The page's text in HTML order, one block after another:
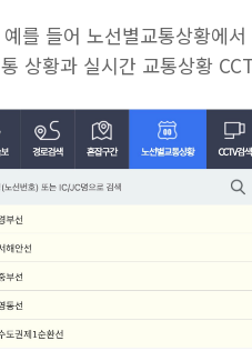
예를 들어 노선별교통상황에
통 상황과 실시간 교통상황